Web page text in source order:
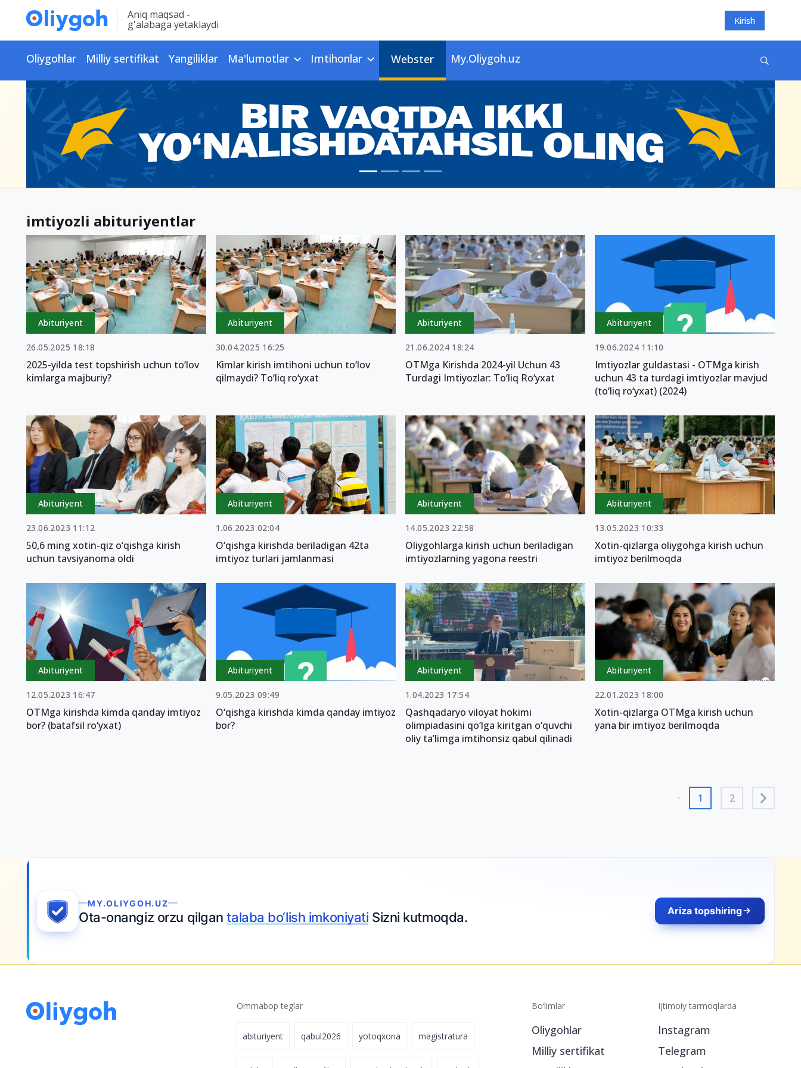
Aniq maqsad -
g'alabaga yetaklaydi Kirish
Oliygohlar Milliy sertifikat Yangiliklar Ma'lumotlar Imtihonlar Webster My.Oliygoh.uz
imtiyozli abituriyentlar
Abituriyent
26.05.2025 18:18
2025-yilda test topshirish uchun to‘lov
kimlarga majburiy?
Abituriyent
30.04.2025 16:25
Kimlar kirish imtihoni uchun to‘lov
qilmaydi? To‘liq ro‘yxat
Abituriyent
21.06.2024 18:24
OTMga Kirishda 2024-yil Uchun 43
Turdagi Imtiyozlar: To‘liq Ro‘yxat
Abituriyent
19.06.2024 11:10
Imtiyozlar guldastasi - OTMga kirish
uchun 43 ta turdagi imtiyozlar mavjud
(to‘liq ro‘yxat) (2024)
Abituriyent
23.06.2023 11:12
50,6 ming xotin-qiz o‘qishga kirish
uchun tavsiyanoma oldi
Abituriyent
1.06.2023 02:04
O‘qishga kirishda beriladigan 42ta
imtiyoz turlari jamlanmasi
Abituriyent
14.05.2023 22:58
Oliygohlarga kirish uchun beriladigan
imtiyozlarning yagona reestri
Abituriyent
13.05.2023 10:33
Xotin-qizlarga oliygohga kirish uchun
imtiyoz berilmoqda
Abituriyent
12.05.2023 16:47
OTMga kirishda kimda qanday imtiyoz
bor? (batafsil ro‘yxat)
Abituriyent
9.05.2023 09:49
O‘qishga kirishda kimda qanday imtiyoz
bor?
Abituriyent
1.04.2023 17:54
Qashqadaryo viloyat hokimi
olimpiadasini qo‘lga kiritgan o‘quvchi
oliy ta’limga imtihonsiz qabul qilinadi
Abituriyent
22.01.2023 18:00
Xotin-qizlarga OTMga kirish uchun
yana bir imtiyoz berilmoqda
1 2
MY.OLIYGOH.UZ
Ota-onangiz orzu qilgan talaba bo‘lish imkoniyatiSizni kutmoqda. Ariza topshiring
Ommabop teglar
abituriyent qabul2026 yotoqxona magistratura
Bo‘limlar
Oliygohlar
Milliy sertifikat
Ijtimoiy tarmoqlarda
Instagram
Telegram